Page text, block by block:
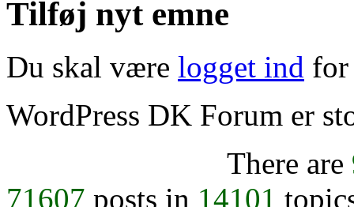
Tilføj nyt emne
Du skal være logget ind for
WordPress DK Forum er
There are
71607 posts in 14101